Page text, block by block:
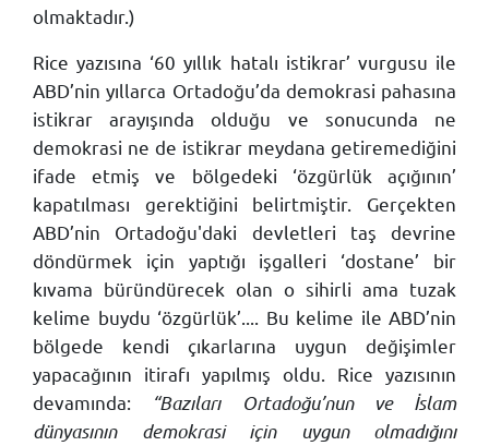
olmaktadır.)
Rice yazısına ‘60 yıllık hatalı istikrar’ vurgusu ile
ABD’nin yıllarca Ortadoğu’da demokrasi pahasına
istikrar arayışında olduğu ve sonucunda ne
demokrasi ne de istikrar meydana getiremediğini
ifade etmiş ve bölgedeki ‘özgürlük açığının’
kapatılması gerektiğini belirtmiştir. Gerçekten
ABD’nin Ortadoğu'daki devletleri taş devrine
döndürmek için yaptığı işgalleri ‘dostane’ bir
kıvama büründürecek olan o sihirli ama tuzak
kelime buydu ‘özgürlük’.... Bu kelime ile ABD’nin
bölgede kendi çıkarlarına uygun değişimler
yapacağının itirafı yapılmış oldu. Rice yazısının
devamında:
“Bazıları Ortadoğu’nun ve İslam
dünyasının demokrasi için uygun olmadığını